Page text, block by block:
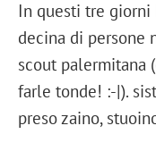
In questi tre giorni
decina di persone
scout palermitana
farle tonde! :-|).
preso zaino,